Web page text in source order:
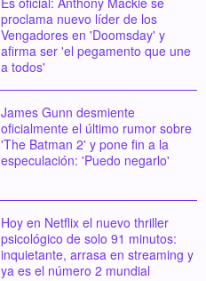
proclama nuevo líder de los
Vengadores en 'Doomsday' y
afirma ser 'el pegamento que une
a todos'
James Gunn desmiente
oficialmente el último rumor sobre
'The Batman 2' y pone fin a la
especulación: 'Puedo negarlo'
Hoy en Netflix el nuevo thriller
psicológico de solo 91 minutos:
inquietante, arrasa en streaming y
ya es el número 2 mundial